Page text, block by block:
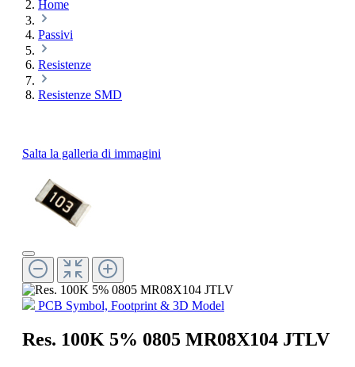
Home
Passivi
Resistenze
Resistenze SMD
Salta la galleria di immagini
PCB Symbol, Footprint & 3D Model
Res. 100K 5% 0805 MR08X104 JTLV